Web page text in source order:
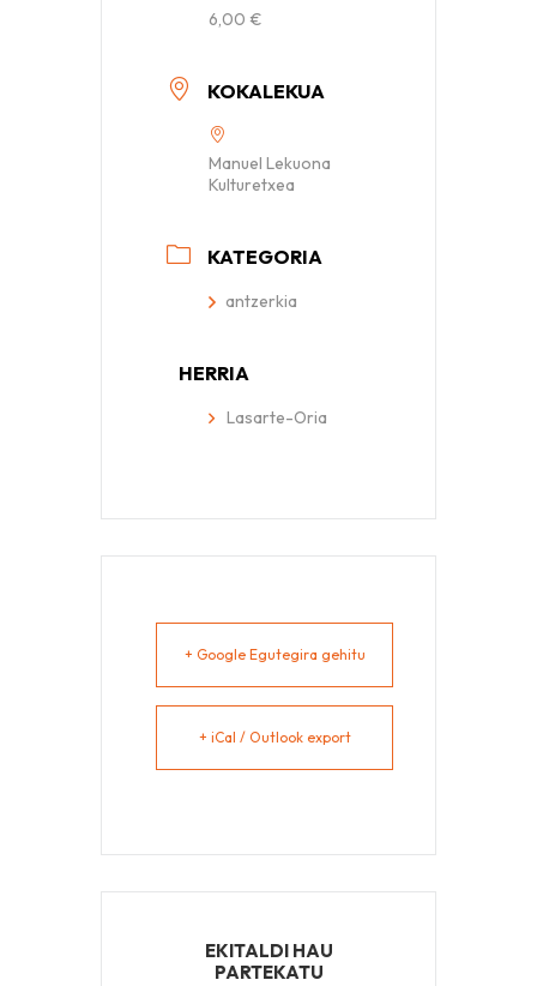
6,00 €
KOKALEKUA
Manuel Lekuona
Kulturetxea
KATEGORIA
antzerkia
HERRIA
Lasarte-Oria
+ Google Egutegira gehitu
+ iCal / Outlook export
EKITALDI HAU
PARTEKATU